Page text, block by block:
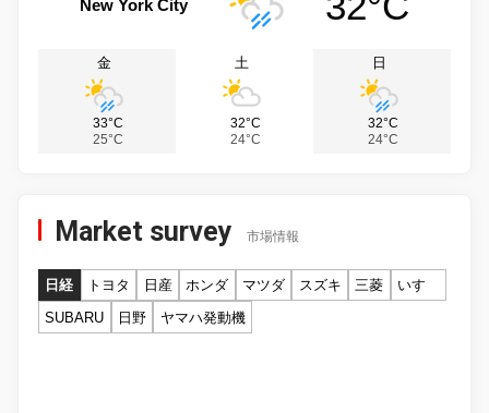
New York City
金
33°C
25°C
土
32°C
24°C
日
32°C
24°C
Market survey 市場情報
日経 トヨタ 日産 ホンダ マツダ スズキ 三菱
いすゞ
SUBARU
日野 ヤマハ発動機